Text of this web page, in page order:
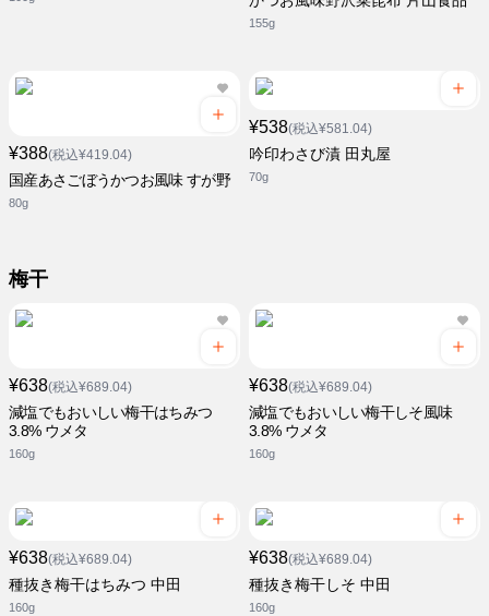
155g
¥388(税込¥419.04)
国産あさごぼうかつお風味 すが野
80g
¥538(税込¥581.04)
吟印わさび漬 田丸屋
70g
梅干
¥638(税込¥689.04)
減塩でもおいしい梅干はちみつ
3.8% ウメタ
160g
¥638(税込¥689.04)
減塩でもおいしい梅干しそ風味
3.8% ウメタ
160g
¥638(税込¥689.04)
種抜き梅干はちみつ 中田
160g
¥638(税込¥689.04)
種抜き梅干しそ 中田
160g